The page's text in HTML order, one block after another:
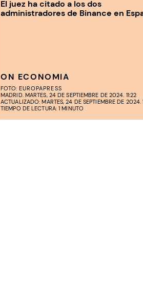
El juez ha citado a los dos
administradores de Binance en
ON ECONOMIA
FOTO: EUROPAPRESS
MADRID. MARTES, 24 DE SEPTIEMBRE DE 2024. 11:22
ACTUALIZADO: MARTES, 24 DE SEPTIEMBRE DE 2024.
TIEMPO DE LECTURA: 1 MINUTO